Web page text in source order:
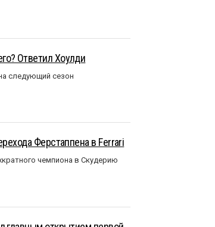
Ответил Хоулди
следующий сезон
Ферстаппена в Ferrari
чемпиона в Скудерию